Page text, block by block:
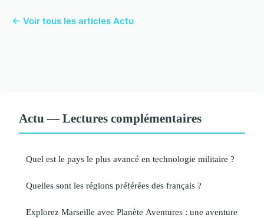
← Voir tous les articles Actu
Actu — Lectures complémentaires
Quel est le pays le plus avancé en technologie militaire ?
Quelles sont les régions préférées des français ?
Explorez Marseille avec Planète Aventures : une aventure